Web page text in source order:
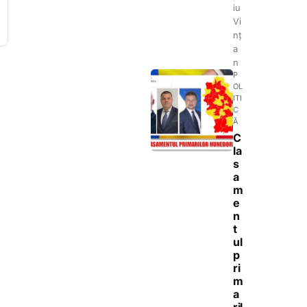
iu
Vi
nț
a
n
P
OL
ITI
C
Ă
C
la
s
a
m
e
n
t
ul
p
ri
m
a